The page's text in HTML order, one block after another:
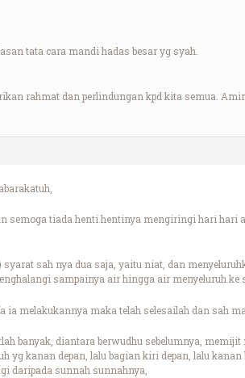
tata cara mandi hadas besar yg syah.
rahmat dan perlindungan kpd kita semua.
semoga tiada henti hentinya mengiringi hari hari
sah nya dua saja, yaitu niat, dan
sampainya air hingga air menyeluruh ke
ia melakukannya maka telah selesailah dan sah
banyak, diantara berwudhu sebelumnya,
yg kanan depan, lalu bagian kiri depan, lalu
daripada sunnah sunnahnya,